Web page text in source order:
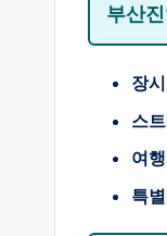
부산
장
스
여
특